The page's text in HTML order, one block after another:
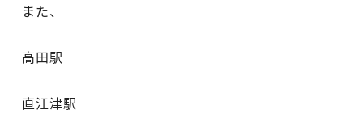
また、
高田駅
直江津駅